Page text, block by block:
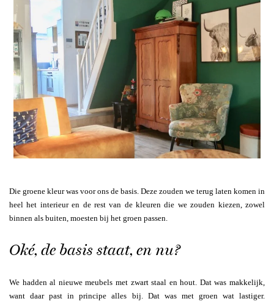
Die groene kleur was voor ons de basis. Deze zouden we terug laten komen in
heel het interieur en de rest van de kleuren die we zouden kiezen, zowel
binnen als buiten, moesten bij het groen passen.
Oké, de basis staat, en nu?
We hadden al nieuwe meubels met zwart staal en hout. Dat was makkelijk,
want daar past in principe alles bij. Dat was met groen wat lastiger.